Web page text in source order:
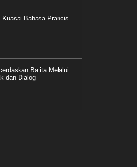
Kuasai Bahasa Prancis
Batita Melalui
dan Dialog